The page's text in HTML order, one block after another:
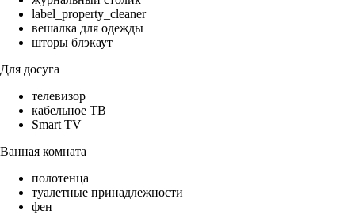
label_property_cleaner
вешалка для одежды
шторы блэкаут
Для досуга
телевизор
кабельное ТВ
Smart TV
Ванная комната
полотенца
туалетные принадлежности
фен